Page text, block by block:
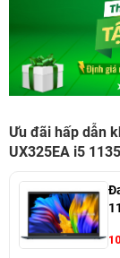
Ưu đãi hấp dẫn
UX325EA i5